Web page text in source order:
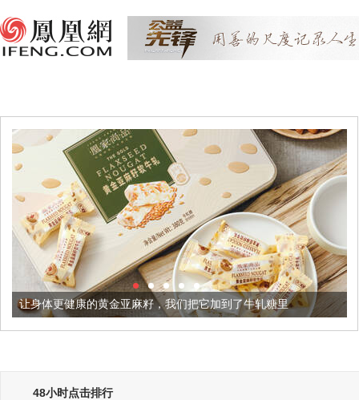
金亚麻籽，我们把它加到了牛轧糖里 被列入佛家七宝的它
48小时点击排行